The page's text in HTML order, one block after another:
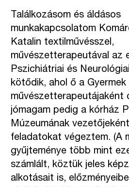
Találkozásom és áldásos
munkakapcsolatom
Katalin textilművésszel,
művészetterapeutával az
Pszichiátriai és
kötődik, ahol ő a
művészetterapeutájaként
jómagam pedig a kórház
Múzeumának
feladatokat végeztem. (A
gyűjteménye több mint
számlált, köztük jeles
alkotásait is,